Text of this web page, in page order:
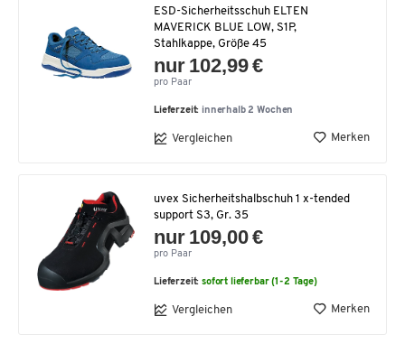
ESD-Sicherheitsschuh ELTEN
MAVERICK BLUE LOW, S1P,
Stahlkappe, Größe 45
nur 102,99 €
pro Paar
Lieferzeit: innerhalb 2 Wochen
Vergleichen Merken
uvex Sicherheitshalbschuh 1 x-tended
support S3, Gr. 35
nur 109,00 €
pro Paar
Lieferzeit:sofort lieferbar (1-2 Tage)
Vergleichen Merken